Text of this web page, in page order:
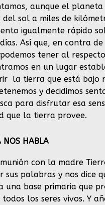
aunque el
sol a miles de
igualmente rápido
Así que, en contra
tener al
en un lugar
la tierra que está bajo
y decidimos
para disfrutar esa
que la tierra provee.
NOS HABLA
con la madre
sus palabras y nos dice
una base primaria que
los seres vivos. Y